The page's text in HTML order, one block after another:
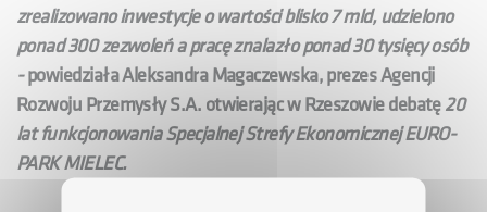
zrealizowano inwestycje o wartości blisko 7 mld, udzielono
ponad 300 zezwoleń a pracę znalazło ponad 30 tysięcy osób
-powiedziała Aleksandra Magaczewska, prezes Agencji
Rozwoju Przemysły S.A. otwierając w Rzeszowie debatę20
lat funkcjonowania Specjalnej Strefy Ekonomicznej EURO-
PARK MIELEC.